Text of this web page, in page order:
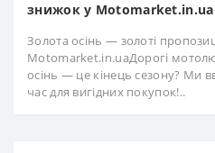
знижок у Motomarket.in.ua
Золота осінь — золоті
Motomarket.in.uaДорогі
осінь — це кінець сезону? Ми
час для вигідних покупок!..